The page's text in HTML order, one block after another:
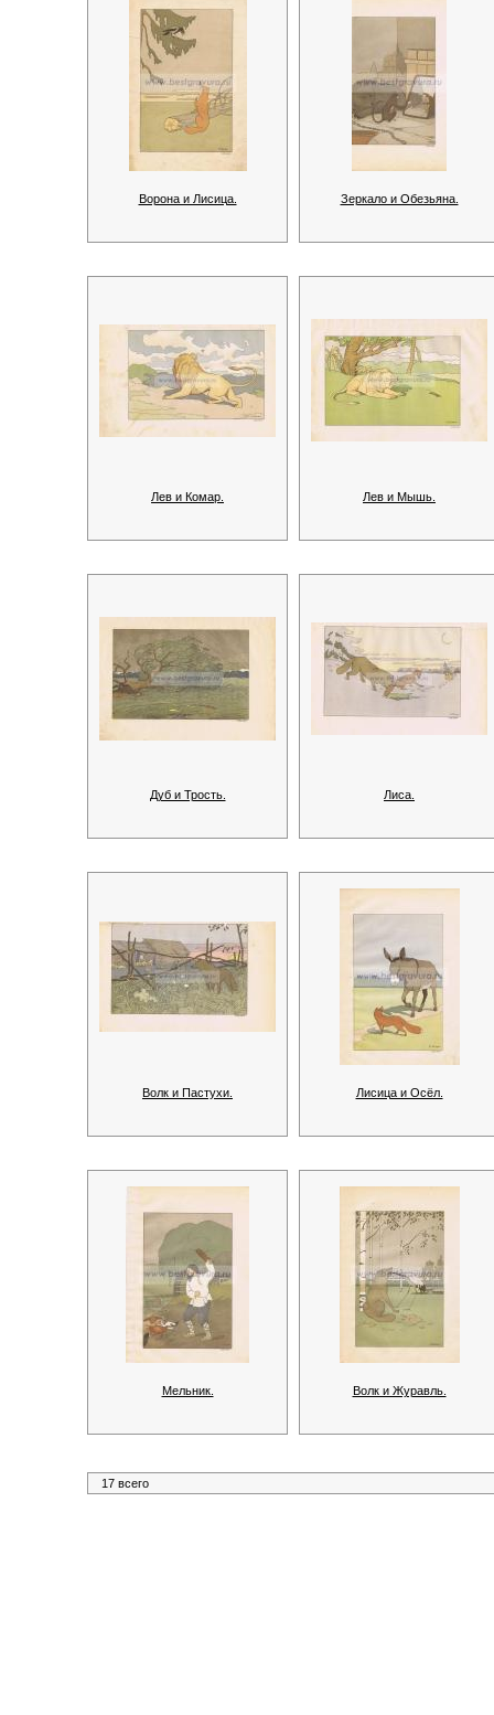
Ворона и Лисица. Зеркало и Обезьяна.
Лев и Комар. Лев и Мышь.
Дуб и Трость. Лиса.
Волк и Пастухи. Лисица и Осёл.
Мельник. Волк и Журавль.
17 всего